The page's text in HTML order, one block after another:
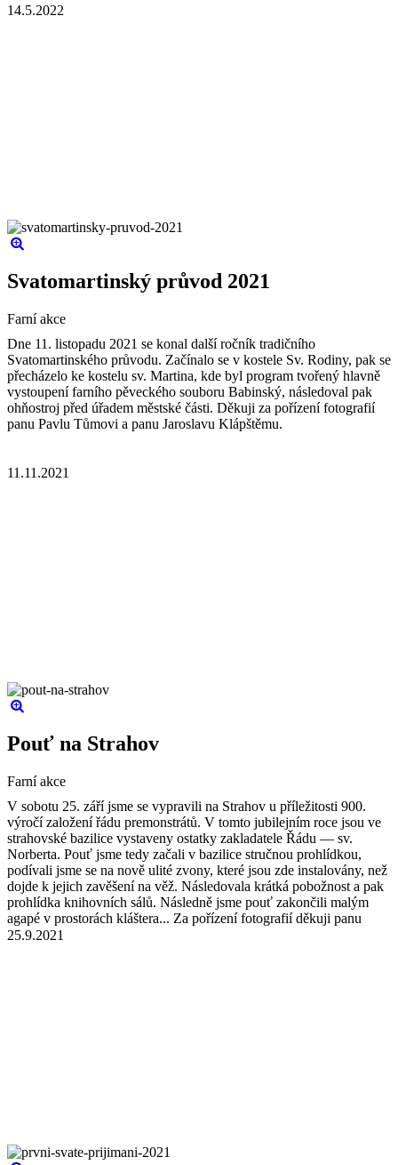
14.5.2022
Svatomartinský průvod 2021
Farní akce
Dne 11. listopadu 2021 se konal další ročník tradičního
Svatomartinského průvodu. Začínalo se v kostele Sv. Rodiny, pak se
přecházelo ke kostelu sv. Martina, kde byl program tvořený hlavně
vystoupení farního pěveckého souboru Babinský, následoval pak
ohňostroj před úřadem městské části. Děkuji za pořízení fotografií
panu Pavlu Tůmovi a panu Jaroslavu Klápštěmu.
11.11.2021
Pouť na Strahov
Farní akce
V sobotu 25. září jsme se vypravili na Strahov u příležitosti 900.
výročí založení řádu premonstrátů. V tomto jubilejním roce jsou ve
strahovské bazilice vystaveny ostatky zakladatele Řádu — sv.
Norberta. Pouť jsme tedy začali v bazilice stručnou prohlídkou,
podívali jsme se na nově ulité zvony, které jsou zde instalovány, než
dojde k jejich zavěšení na věž. Následovala krátká pobožnost a pak
prohlídka knihovních sálů. Následně jsme pouť zakončili malým
agapé v prostorách kláštera... Za pořízení fotografií děkuji panu
Jiřímu Veselému a Jaroslavu Klápštěmu.
25.9.2021